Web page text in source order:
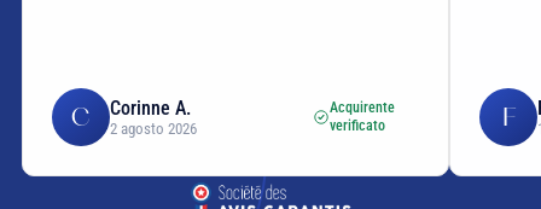
C Corinne A.
2 agosto 2026
Acquirente
verificato
F